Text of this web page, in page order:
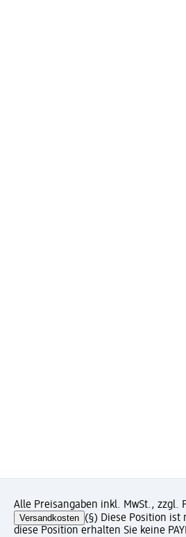
Alle Preisangaben inkl. MwSt., zzgl.
Versandkosten (§) Diese Position ist
diese Position erhalten Sie keine